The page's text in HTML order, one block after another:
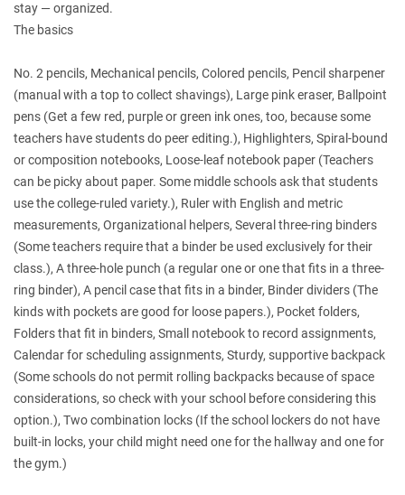
stay — organized.
The basics
No. 2 pencils, Mechanical pencils, Colored pencils, Pencil sharpener
(manual with a top to collect shavings), Large pink eraser, Ballpoint
pens (Get a few red, purple or green ink ones, too, because some
teachers have students do peer editing.), Highlighters, Spiral-bound
or composition notebooks, Loose-leaf notebook paper (Teachers
can be picky about paper. Some middle schools ask that students
use the college-ruled variety.), Ruler with English and metric
measurements, Organizational helpers, Several three-ring binders
(Some teachers require that a binder be used exclusively for their
class.), A three-hole punch (a regular one or one that fits in a three-
ring binder), A pencil case that fits in a binder, Binder dividers (The
kinds with pockets are good for loose papers.), Pocket folders,
Folders that fit in binders, Small notebook to record assignments,
Calendar for scheduling assignments, Sturdy, supportive backpack
(Some schools do not permit rolling backpacks because of space
considerations, so check with your school before considering this
option.), Two combination locks (If the school lockers do not have
built-in locks, your child might need one for the hallway and one for
the gym.)